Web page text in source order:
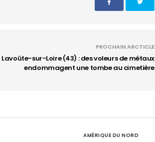
PROCHAIN ARCTICLE
Lavoûte-sur-Loire (43) : des voleurs de métaux
endommagent une tombe au cimetière
AMÉRIQUE DU NORD